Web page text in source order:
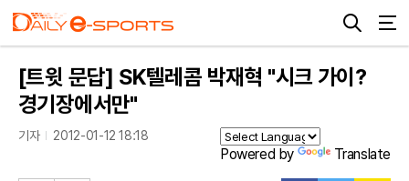
[트윗 문답] SK텔레콤 박재혁 "시크 가이?
경기장에서만"
기자 2012-01-12 18:18
Powered by Translate